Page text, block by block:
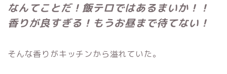
なんてことだ！ 飯テロではあるまいか！！
香りが良すぎる！もうお昼まで待てない！
そんな香りがキッチンから溢れていた。